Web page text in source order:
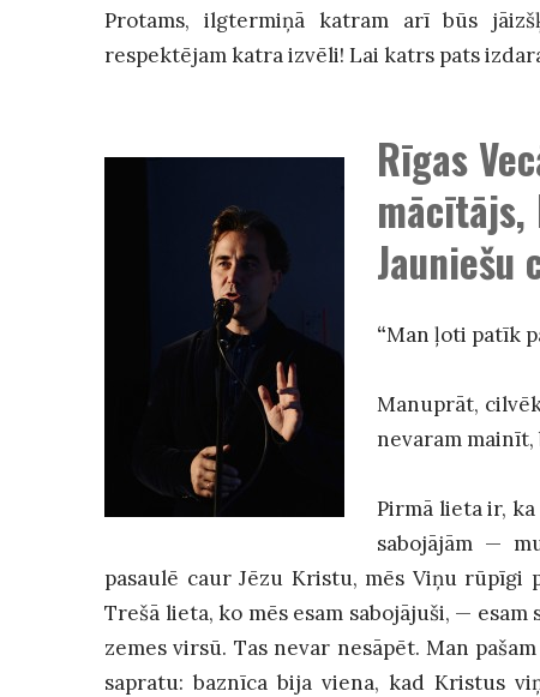
Protams, ilgtermiņā katram arī būs
respektējam katra izvēli! Lai katrs pats
Rīgas
mācītājs,
Jauniešu
“Man ļoti patīk
Manuprāt,
nevaram
Pirmā lieta ir,
sabojājām —
pasaulē caur Jēzu Kristu, mēs Viņu rūpīgi
Trešā lieta, ko mēs esam sabojājuši, — esam
zemes virsū. Tas nevar nesāpēt. Man
sapratu: baznīca bija viena, kad Kristus